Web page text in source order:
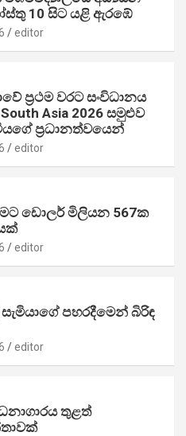
10 සිට යළි ඇරඹේ
editor
ප්‍රථම වරට සංවිධානය
Asia 2026 සමුළුව
ප්‍රධානත්වයෙන්
editor
ඩොලර් මිලියන 567ක
editor
පහරදීමෙන් බිරිඳ
editor
තුළත්